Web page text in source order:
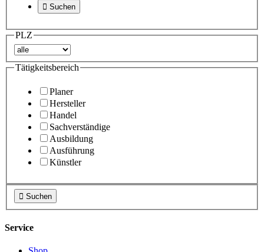
 Suchen
PLZ
Tätigkeitsbereich
Planer
Hersteller
Handel
Sachverständige
Ausbildung
Ausführung
Künstler
 Suchen
Service